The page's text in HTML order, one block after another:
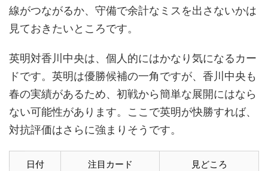
線がつながるか、守備で余計なミスを出さないかは
見ておきたいところです。
英明対香川中央は、個人的にはかなり気になるカー
ドです。英明は優勝候補の一角ですが、香川中央も
春の実績があるため、初戦から簡単な展開にはなら
ない可能性があります。ここで英明が快勝すれば、
対抗評価はさらに強まりそうです。
日付 注目カード 見どころ